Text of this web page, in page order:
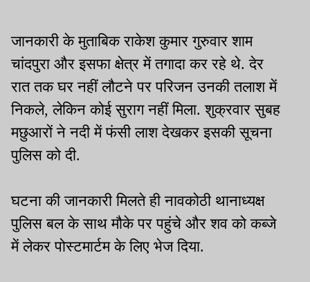
जानकारी के मुताबिक राकेश कुमार गुरुवार शाम
चांदपुरा और इसफा क्षेत्र में तगादा कर रहे थे. देर
रात तक घर नहीं लौटने पर परिजन उनकी तलाश में
निकले, लेकिन कोई सुराग नहीं मिला. शुक्रवार सुबह
मछुआरों ने नदी में फंसी लाश देखकर इसकी सूचना
पुलिस को दी.
घटना की जानकारी मिलते ही नावकोठी थानाध्यक्ष
पुलिस बल के साथ मौके पर पहुंचे और शव को कब्जे
में लेकर पोस्टमार्टम के लिए भेज दिया.